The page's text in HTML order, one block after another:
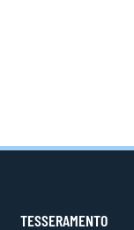
TESSERAMENTO